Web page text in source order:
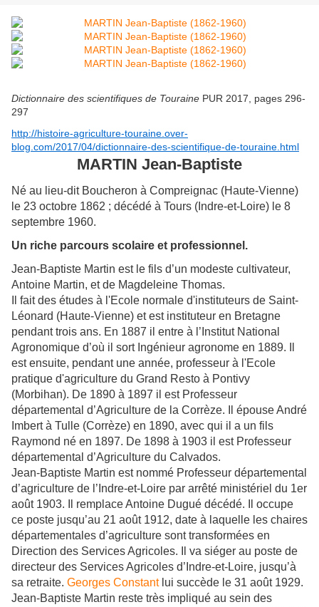
Dictionnaire des scientifiques de Touraine PUR 2017, pages 296-
297
http://histoire-agriculture-touraine.over-
blog.com/2017/04/dictionnaire-des-scientifique-de-touraine.html
MARTIN Jean-Baptiste
Né au lieu-dit Boucheron à Compreignac (Haute-Vienne)
le 23 octobre 1862 ; décédé à Tours (Indre-et-Loire) le 8
septembre 1960.
Un riche parcours scolaire et professionnel.
Jean-Baptiste Martin est le fils d’un modeste cultivateur,
Antoine Martin, et de Magdeleine Thomas.
Il fait des études à l'Ecole normale d'instituteurs de Saint-
Léonard (Haute-Vienne) et est instituteur en Bretagne
pendant trois ans. En 1887 il entre à l’Institut National
Agronomique d’où il sort Ingénieur agronome en 1889. Il
est ensuite, pendant une année, professeur à l'Ecole
pratique d'agriculture du Grand Resto à Pontivy
(Morbihan). De 1890 à 1897 il est Professeur
départemental d’Agriculture de la Corrèze. Il épouse André
Imbert à Tulle (Corrèze) en 1890, avec qui il a un fils
Raymond né en 1897. De 1898 à 1903 il est Professeur
départemental d’Agriculture du Calvados.
Jean-Baptiste Martin est nommé Professeur départemental
d’agriculture de l’Indre-et-Loire par arrêté ministériel du 1er
août 1903. Il remplace Antoine Dugué décédé. Il occupe
ce poste jusqu’au 21 août 1912, date à laquelle les chaires
départementales d’agriculture sont transformées en
Direction des Services Agricoles. Il va siéger au poste de
directeur des Services Agricoles d’Indre-et-Loire, jusqu’à
sa retraite. Georges Constantlui succède le 31 août 1929.
Jean-Baptiste Martin reste très impliqué au sein des